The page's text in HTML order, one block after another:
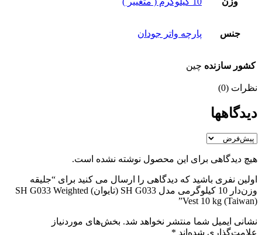
جنس پارچه واتر جودان
کشور سازنده چین
نظرات (0)
دیدگاهها
هیچ دیدگاهی برای این محصول نوشته نشده است.
اولین نفری باشید که دیدگاهی را ارسال می کنید برای “جلیقه
وزن‌دار 10 کیلوگرمی مدل SH G033 (تایوان) SH G033 Weighted
Vest 10 kg (Taiwan)”
نشانی ایمیل شما منتشر نخواهد شد. بخش‌های موردنیاز
علامت‌گذاری شده‌اند *